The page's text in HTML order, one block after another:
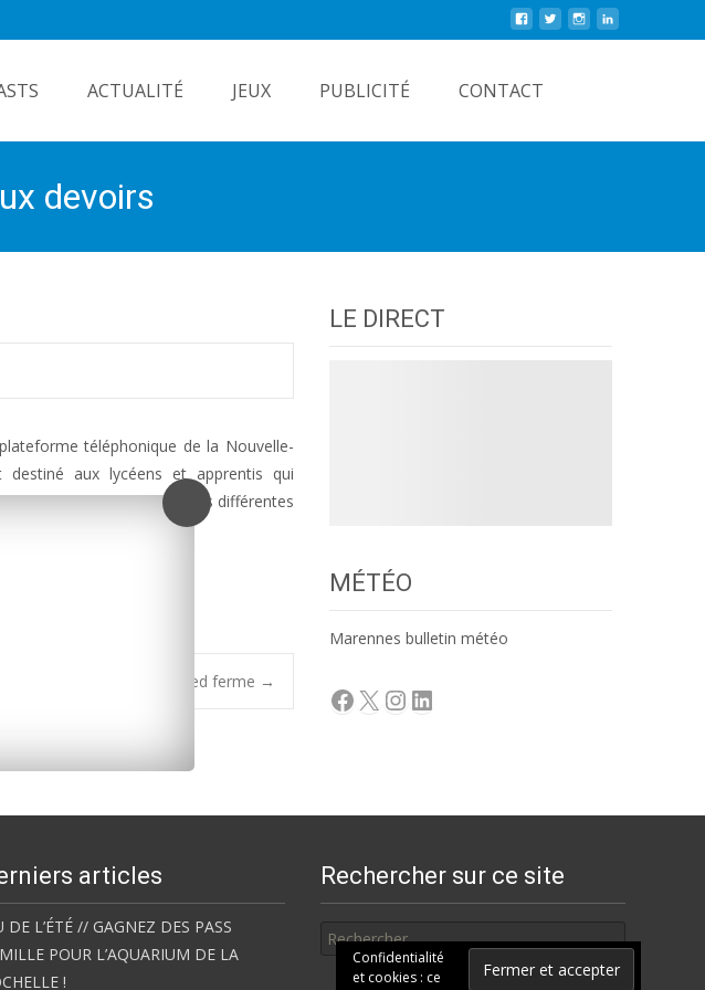
ACTUALITÉ JEUX PUBLICITÉ CONTACT
devoirs
téléphonique de la Nouvelle-
aux lycéens et apprentis qui
des étudiants inscrits dans différentes
d’Alstom attendu de pied ferme →
LE DIRECT
MÉTÉO
Marennes bulletin météo
Facebook
X Instagram
LinkedIn
articles
DE L’ÉTÉ // GAGNEZ DES PASS
POUR L’AQUARIUM DE LA
!
Rechercher sur ce site
Confidentialité
et cookies : ce